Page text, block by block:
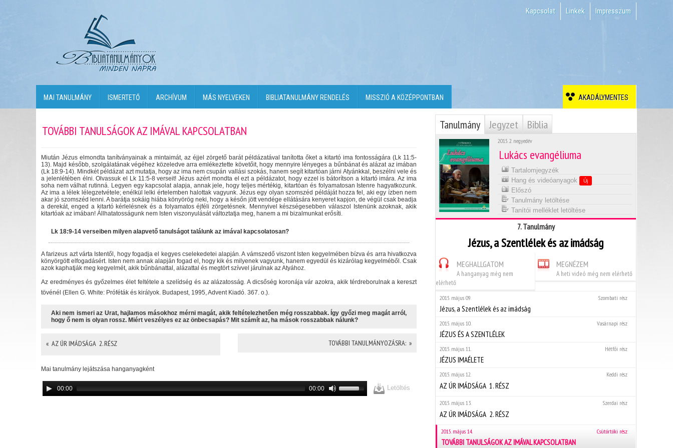
Kapcsolat Linkek Impresszum
MAI TANULMÁNY ISMERTETŐ ARCHÍVUM MÁS NYELVEKEN BIBLIATANULMÁNY RENDELÉS MISSZIÓ A KÖZÉPPONTBAN AKADÁLYMENTES
TOVÁBBI TANULSÁGOK AZ IMÁVAL KAPCSOLATBAN
Miután Jézus elmondta tanítványainak a mintaimát, az éjjel zörgető barát példázatával tanította őket a kitartó ima fontosságára (Lk 11:5-
13). Majd később, szolgálatának végéhez közeledve arra emlékeztette követőit, hogy mennyire lényeges a bűnbánat és alázat az imában
(Lk 18:9-14). Mindkét példázat azt mutatja, hogy az ima nem csupán vallási szokás, hanem segít kitartóan járni Atyánkkal, beszélni vele és
a jelenlétében élni. Olvassuk el Lk 11:5-8 verseit! Jézus azért mondta el ezt a példázatot, hogy ezzel is bátorítson a kitartó imára. Az ima
soha nem válhat rutinná. Legyen egy kapcsolat alapja, annak jele, hogy teljes mértékig, kitartóan és folyamatosan Istenre hagyatkozunk.
Az ima a lélek lélegzetvétele; enélkül lelki értelemben halottak vagyunk. Jézus egy olyan szomszéd példáját hozza fel, aki egy ízben nem
akar jó szomszéd lenni. A barátja sokáig hiába könyörög neki, hogy a későn jött vendége ellátására kenyeret kapjon, de végül csak beadja
a derekát, enged a kitartó kérlelésnek és a folyamatos éjféli zörgetésnek. Mennyivel készségesebben válaszol Istenünk azoknak, akik
kitartóak az imában! Állhatatosságunk nem Isten viszonyulását változtatja meg, hanem a mi bizalmunkat erősíti.
Lk 18:9-14 verseiben milyen alapvető tanulságot találunk az imával kapcsolatosan?
A farizeus azt várta Istentől, hogy fogadja el kegyes cselekedetei alapján. A vámszedő viszont Isten kegyelmében bízva és arra hivatkozva
könyörgött elfogadásért. Isten nem annak alapján fogad el, hogy kik és milyenek vagyunk, hanem egyedül és kizárólag kegyelméből. Csak
azok kaphatják meg kegyelmét, akik bűnbánattal, alázattal és megtört szívvel járulnak az Atyához.
Az eredményes és győzelmes élet feltétele a szelídség és az alázatosság. A dicsőség koronája vár azokra, akik térdreborulnak a kereszt
tövénél (Ellen G. White: Próféták és királyok. Budapest, 1995, Advent Kiadó. 367. o.).
Aki nem ismeri az Urat, hajlamos másokhoz mérni magát, akik feltételezhetően még rosszabbak. Így győzi meg magát arról,
hogy ő nem is olyan rossz. Miért veszélyes ez az önbecsapás? Mit számít az, ha mások rosszabbak nálunk?
« AZ ÚR IMÁDSÁGA  2. RÉSZ TOVÁBBI TANULMÁNYOZÁSRA: »
Mai tanulmány lejátszása hanganyagként
00:00 00:00 Letöltés
Tanulmány Jegyzet Biblia
2015. 2. negyedév
Lukács evangéliuma
Tartalomjegyzék
Hang és videóanyagok
Új
Előszó
Tanulmány letöltése
Tanítói melléklet letöltése
7. Tanulmány
Jézus, a Szentlélek és az imádság
MEGHALLGATOM
A hanganyag még nem
elérhető
MEGNÉZEM
A heti videó még nem elérhető
Szombati rész
2015. május 09.
Jézus, a Szentlélek és az imádság
Vasárnapi rész
2015. május 10.
JÉZUS ÉS A SZENTLÉLEK
Hétfői rész
2015. május 11.
JÉZUS IMAÉLETE
Keddi rész
2015. május 12.
AZ ÚR IMÁDSÁGA  1. RÉSZ
Szerdai rész
2015. május 13.
AZ ÚR IMÁDSÁGA  2. RÉSZ
Csütörtöki rész
2015. május 14.
TOVÁBBI TANULSÁGOK AZ IMÁVAL KAPCSOLATBAN